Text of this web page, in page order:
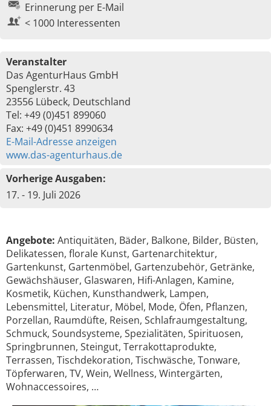
Erinnerung per E-Mail
< 1000 Interessenten
Veranstalter
Das AgenturHaus GmbH
Spenglerstr. 43
23556 Lübeck, Deutschland
Tel: +49 (0)451 899060
Fax: +49 (0)451 8990634
E-Mail-Adresse anzeigen
www.das-agenturhaus.de
Vorherige Ausgaben:
17. - 19. Juli 2026
Angebote: Antiquitäten, Bäder, Balkone, Bilder, Büsten,
Delikatessen, florale Kunst, Gartenarchitektur,
Gartenkunst, Gartenmöbel, Gartenzubehör, Getränke,
Gewächshäuser, Glaswaren, Hifi-Anlagen, Kamine,
Kosmetik, Küchen, Kunsthandwerk, Lampen,
Lebensmittel, Literatur, Möbel, Mode, Öfen, Pflanzen,
Porzellan, Raumdüfte, Reisen, Schlafraumgestaltung,
Schmuck, Soundsysteme, Spezialitäten, Spirituosen,
Springbrunnen, Steingut, Terrakottaprodukte,
Terrassen, Tischdekoration, Tischwäsche, Tonware,
Töpferwaren, TV, Wein, Wellness, Wintergärten,
Wohnaccessoires, …